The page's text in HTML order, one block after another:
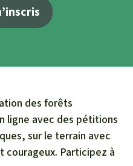
des forêts
ligne avec des pétitions
sur le terrain avec
courageux. Participez à